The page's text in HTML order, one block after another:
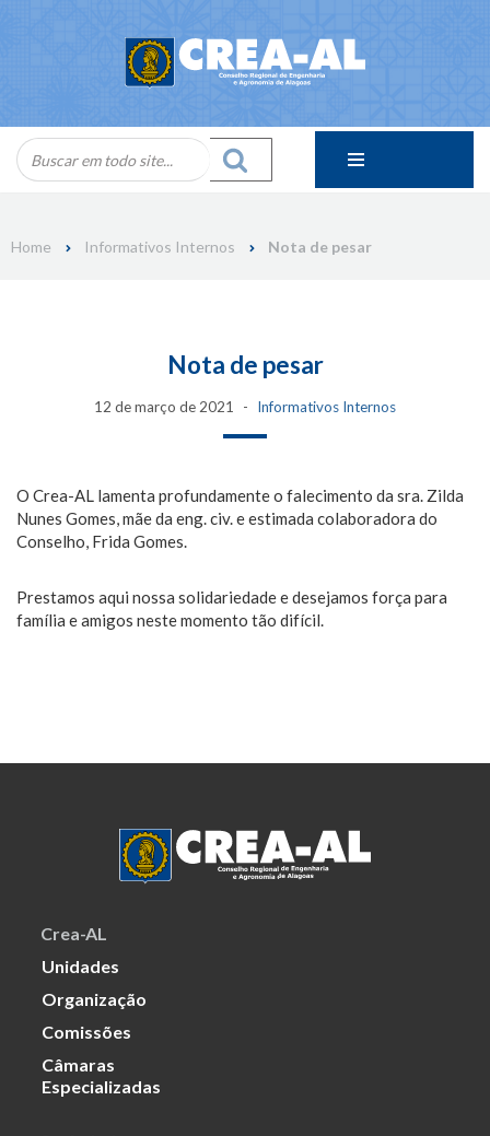
Home Informativos Internos Nota de pesar
Nota de pesar
12 de março de 2021 Informativos Internos
O Crea-AL lamenta profundamente o falecimento da sra. Zilda
Nunes Gomes, mãe da eng. civ. e estimada colaboradora do
Conselho, Frida Gomes.
Prestamos aqui nossa solidariedade e desejamos força para
família e amigos neste momento tão difícil.
Crea-AL
Unidades
Organização
Comissões
Câmaras
Especializadas